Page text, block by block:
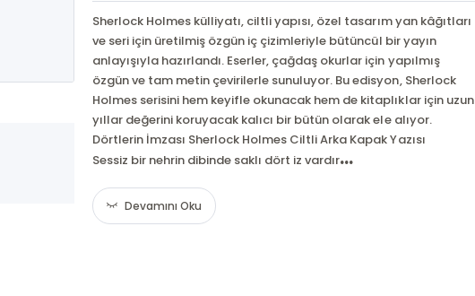
Sherlock Holmes külliyatı, ciltli yapısı, özel tasarım yan kâğıtları
ve seri için üretilmiş özgün iç çizimleriyle bütüncül bir yayın
anlayışıyla hazırlandı. Eserler, çağdaş okurlar için yapılmış
özgün ve tam metin çevirilerle sunuluyor. Bu edisyon, Sherlock
Holmes serisini hem keyifle okunacak hem de kitaplıklar için uzun
yıllar değerini koruyacak kalıcı bir bütün olarak ele alıyor.
Dörtlerin İmzası Sherlock Holmes Ciltli Arka Kapak Yazısı
Sessiz bir nehrin dibinde saklı dört iz vardır...
Devamını Oku